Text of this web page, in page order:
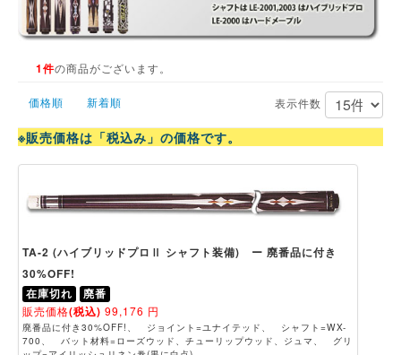
1件の商品がございます。
価格順 新着順 表示件数
※販売価格は「税込み」の価格です。
TA-2 (ハイブリッドプロⅡ シャフト装備) ー 廃番品に付き
30%OFF!
在庫切れ
廃番
販売価格(税込) 99,176 円
廃番品に付き30%OFF!、 ジョイント=ユナイテッド、 シャフト=WX-
700、 バット材料=ローズウッド、チューリップウッド、ジュマ、 グリ